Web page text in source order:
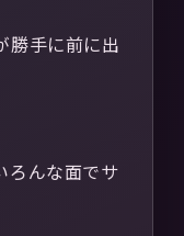
勝手に前に出
ろんな面でサ